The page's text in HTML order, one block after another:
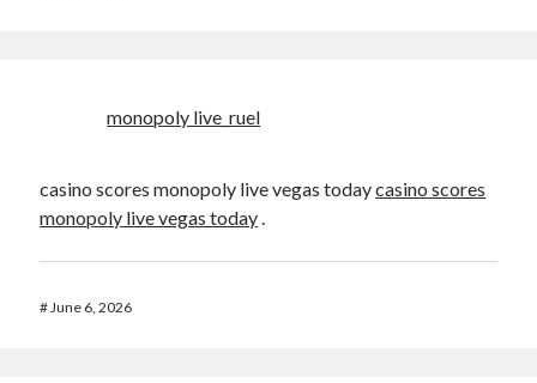
monopoly live_ruel
casino scores monopoly live vegas todaycasino scores
monopoly live vegas today.
#June 6, 2026